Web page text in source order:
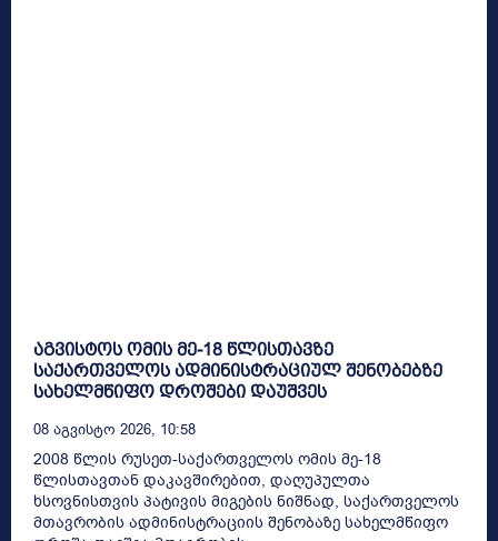
აგვისტოს ომის მე-18 წლისთავზე
საქართველოს ადმინისტრაციულ შენობებზე
სახელმწიფო დროშები დაუშვეს
08 Აგვისტო 2026, 10:58
2008 წლის რუსეთ-საქართველოს ომის მე-18
წლისთავთან დაკავშირებით, დაღუპულთა
ხსოვნისთვის პატივის მიგების ნიშნად, საქართველოს
მთავრობის ადმინისტრაციის შენობაზე სახელმწიფო